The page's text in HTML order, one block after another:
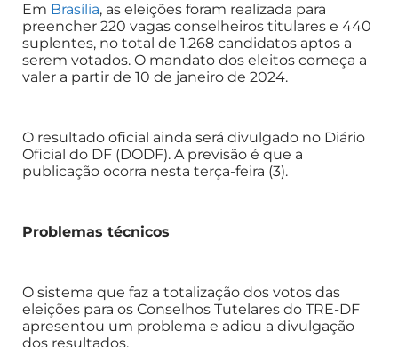
Em Brasília, as eleições foram realizada para
preencher 220 vagas conselheiros titulares e 440
suplentes, no total de 1.268 candidatos aptos a
serem votados. O mandato dos eleitos começa a
valer a partir de 10 de janeiro de 2024.
O resultado oficial ainda será divulgado no Diário
Oficial do DF (DODF). A previsão é que a
publicação ocorra nesta terça-feira (3).
Problemas técnicos
O sistema que faz a totalização dos votos das
eleições para os Conselhos Tutelares do TRE-DF
apresentou um problema e adiou a divulgação
dos resultados.